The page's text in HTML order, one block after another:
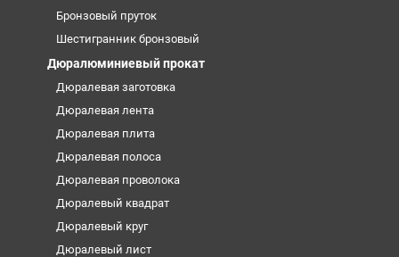
Бронзовый пруток
Шестигранник бронзовый
Дюралюминиевый прокат
Дюралевая заготовка
Дюралевая лента
Дюралевая плита
Дюралевая полоса
Дюралевая проволока
Дюралевый квадрат
Дюралевый круг
Дюралевый лист